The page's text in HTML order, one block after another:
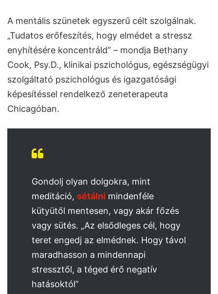
A mentális szünetek egyszerű célt szolgálnak.
„Tudatos erőfeszítés, hogy elmédet a stressz
enyhítésére koncentráld” – mondja Bethany
Cook, Psy.D., klinikai pszichológus, egészségügyi
szolgáltató pszichológus és igazgatósági
képesítéssel rendelkező zeneterapeuta
Chicagóban.
Gondolj olyan dolgokra, mint
meditáció, sétálni mindenféle
kütyütől mentesen, vagy akár főzés
vagy sütés. „Az elsődleges cél, hogy
teret engedj az elmédnek. Hogy távol
maradhasson a mindennapi
stressztől, a téged érő negatív
hatásoktól”